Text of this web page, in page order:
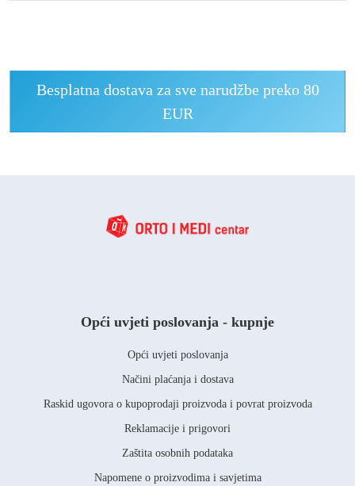
Besplatna dostava za sve narudžbe preko 80
EUR
Opći uvjeti poslovanja - kupnje
Opći uvjeti poslovanja
Načini plaćanja i dostava
Raskid ugovora o kupoprodaji proizvoda i povrat proizvoda
Reklamacije i prigovori
Zaštita osobnih podataka
Napomene o proizvodima i savjetima